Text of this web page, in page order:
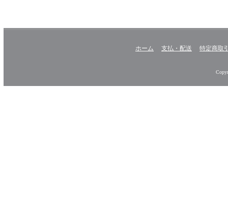
ホーム 支払・配送 特定商取